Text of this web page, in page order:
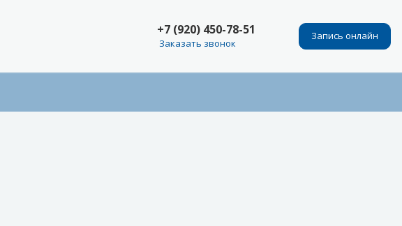
Запись онлайн
+7 (920) 450-78-51
Заказать звонок